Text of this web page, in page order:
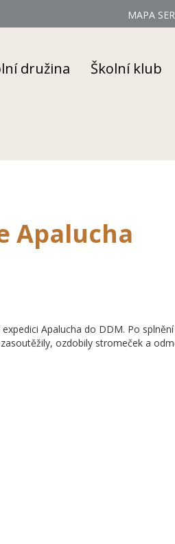
MAPA
družina Školní klub
Apalucha
Apalucha do DDM. Po
ozdobily stromeček a